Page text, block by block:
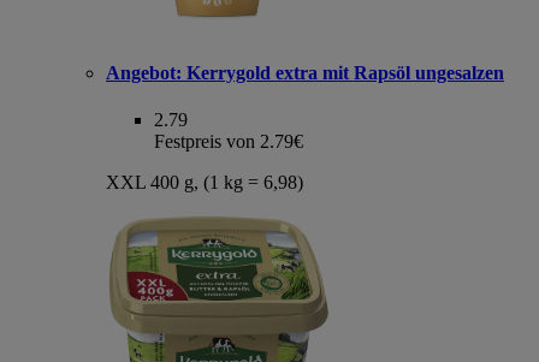
Angebot: Kerrygold extra mit Rapsöl ungesalzen
2.79
Festpreis von 2.79€
XXL 400 g, (1 kg = 6,98)